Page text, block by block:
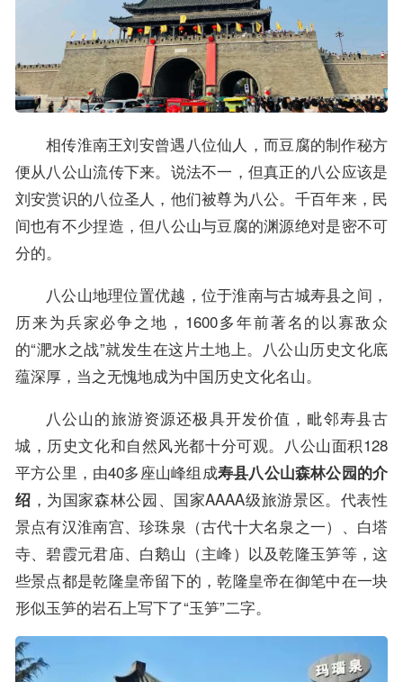
相传淮南王刘安曾遇八位仙人，而豆腐的制作秘方
便从八公山流传下来。说法不一，但真正的八公应该是
刘安赏识的八位圣人，他们被尊为八公。千百年来，民
间也有不少捏造，但八公山与豆腐的渊源绝对是密不可
分的。
八公山地理位置优越，位于淮南与古城寿县之间，
历来为兵家必争之地，1600多年前著名的以寡敌众
的“淝水之战”就发生在这片土地上。八公山历史文化底
蕴深厚，当之无愧地成为中国历史文化名山。
八公山的旅游资源还极具开发价值，毗邻寿县古
城，历史文化和自然风光都十分可观。八公山面积128
平方公里，由40多座山峰组成寿县八公山森林公园的介
绍 ，为国家森林公园、国家AAAA级旅游景区。代表性
景点有汉淮南宫、珍珠泉（古代十大名泉之一）、白塔
寺、碧霞元君庙、白鹅山（主峰）以及乾隆玉笋等，这
些景点都是乾隆皇帝留下的，乾隆皇帝在御笔中在一块
形似玉笋的岩石上写下了“玉笋”二字。